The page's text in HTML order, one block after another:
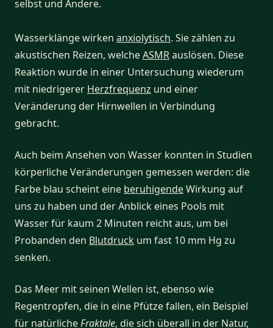
selbst und Andere.
Wasserklänge wirken anxiolytisch. Sie zählen zu
akustischen Reizen, welcheASMRauslösen. Diese
Reaktion wurde in einer Untersuchung wiederum
mit niedrigerer Herzfrequenz und einer
Veränderung der Hirnwellen in Verbindung
gebracht.
Auch beim Ansehen von Wasser konnten in Studien
körperliche Veränderungen gemessen werden: die
Farbe blau scheint eine beruhigendeWirkung auf
uns zu haben und der Anblick eines Pools mit
Wasser für kaum 2 Minuten reicht aus, um bei
Probanden den Blutdruck um fast 10 mm Hg zu
senken.
Das Meer mit seinen Wellen ist, ebenso wie
Regentropfen, die in eine Pfütze fallen, ein Beispiel
für natürlicheFraktale, die sich überall in der Natur,